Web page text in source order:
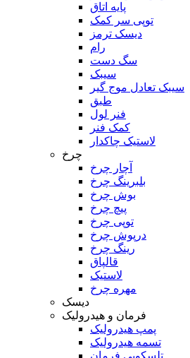
پایه اتاق
توپی سر کمک
دیسک ترمز
رام
سگ دست
سیبک
سیبک تعادل موج گیر
طبق
فنر لول
کمک فنر
لاستیک چاکدار
چرخ
آچار چرخ
بلبرینگ چرخ
بوش چرخ
پیچ چرخ
توپی چرخ
درپوش چرخ
رینگ چرخ
قالپاق
لاستیک
مهره چرخ
دیسک
فرمان و هیدرولیک
پمپ هیدرولیک
تسمه هیدرولیک
تلسکوپی فرمان